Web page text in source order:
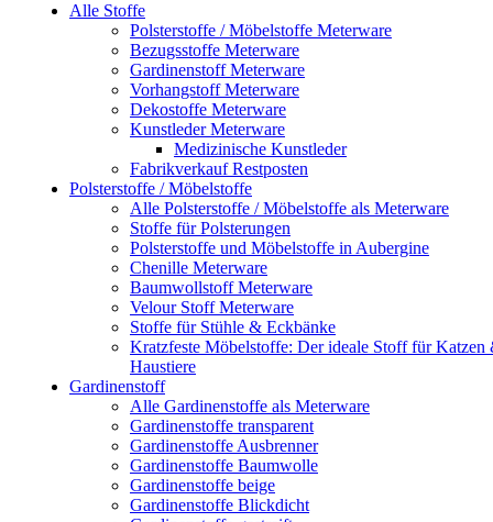
Alle Stoffe
Polsterstoffe / Möbelstoffe Meterware
Bezugsstoffe Meterware
Gardinenstoff Meterware
Vorhangstoff Meterware
Dekostoffe Meterware
Kunstleder Meterware
Medizinische Kunstleder
Fabrikverkauf Restposten
Polsterstoffe / Möbelstoffe
Alle Polsterstoffe / Möbelstoffe als Meterware
Stoffe für Polsterungen
Polsterstoffe und Möbelstoffe in Aubergine
Chenille Meterware
Baumwollstoff Meterware
Velour Stoff Meterware
Stoffe für Stühle & Eckbänke
Kratzfeste Möbelstoffe: Der ideale Stoff für Katzen
Haustiere
Gardinenstoff
Alle Gardinenstoffe als Meterware
Gardinenstoffe transparent
Gardinenstoffe Ausbrenner
Gardinenstoffe Baumwolle
Gardinenstoffe beige
Gardinenstoffe Blickdicht